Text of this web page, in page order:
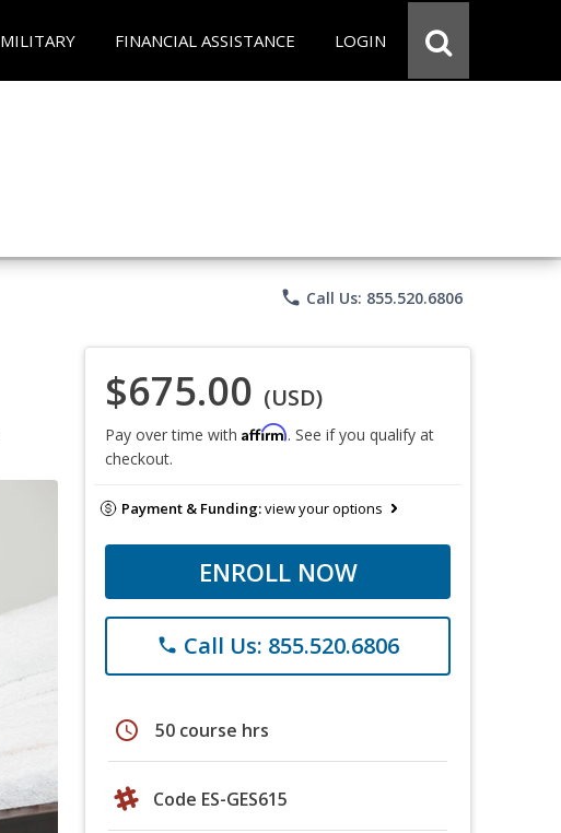
MILITARY FINANCIAL ASSISTANCE LOGIN
phone Call Us: 855.520.6806
$675.00 (USD)
Pay over time with Affirm. See if you qualify at
checkout.
Payment & Funding:view your options
ENROLL NOW
phone Call Us: 855.520.6806
schedule 50 course hrs
Code ES-GES615